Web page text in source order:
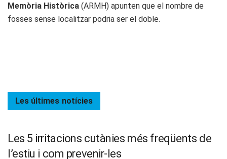
Memòria Històrica (ARMH) apunten que el nombre de
fosses sense localitzar podria ser el doble.
Les últimes notícies
Les 5 irritacions cutànies més freqüents de
l’estiu i com prevenir-les